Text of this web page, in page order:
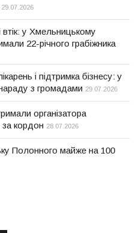
29.07.2026
у Хмельницькому
22-річного грабіжника
і підтримка бізнесу: у
з громадами 29.07.2026
організатора
за кордон 28.07.2026
Полонного майже на 100